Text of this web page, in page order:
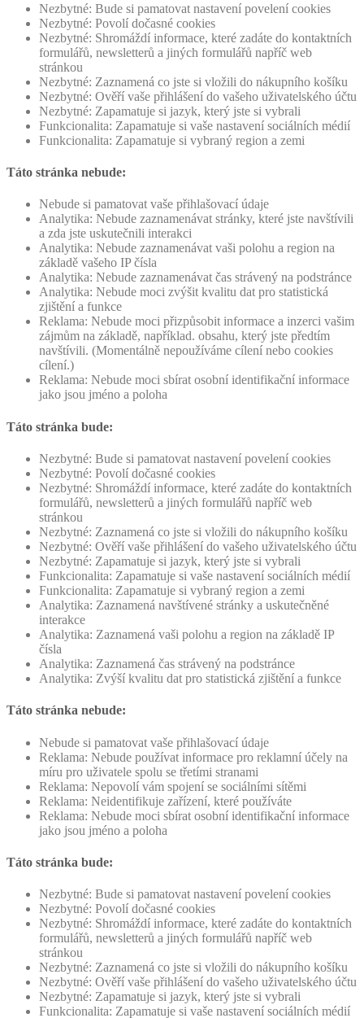
Nezbytné: Bude si pamatovat nastavení povelení cookies
Nezbytné: Povolí dočasné cookies
Nezbytné: Shromáždí informace, které zadáte do kontaktních
formulářů, newsletterů a jiných formulářů napříč web
stránkou
Nezbytné: Zaznamená co jste si vložili do nákupního košíku
Nezbytné: Ověří vaše přihlášení do vašeho uživatelského účtu
Nezbytné: Zapamatuje si jazyk, který jste si vybrali
Funkcionalita: Zapamatuje si vaše nastavení sociálních médií
Funkcionalita: Zapamatuje si vybraný region a zemi
Táto stránka nebude:
Nebude si pamatovat vaše přihlašovací údaje
Analytika: Nebude zaznamenávat stránky, které jste navštívili
a zda jste uskutečnili interakci
Analytika: Nebude zaznamenávat vaši polohu a region na
základě vašeho IP čísla
Analytika: Nebude zaznamenávat čas strávený na podstránce
Analytika: Nebude moci zvýšit kvalitu dat pro statistická
zjištění a funkce
Reklama: Nebude moci přizpůsobit informace a inzerci vašim
zájmům na základě, například. obsahu, který jste předtím
navštívili. (Momentálně nepoužíváme cílení nebo cookies
cílení.)
Reklama: Nebude moci sbírat osobní identifikační informace
jako jsou jméno a poloha
Táto stránka bude:
Nezbytné: Bude si pamatovat nastavení povelení cookies
Nezbytné: Povolí dočasné cookies
Nezbytné: Shromáždí informace, které zadáte do kontaktních
formulářů, newsletterů a jiných formulářů napříč web
stránkou
Nezbytné: Zaznamená co jste si vložili do nákupního košíku
Nezbytné: Ověří vaše přihlášení do vašeho uživatelského účtu
Nezbytné: Zapamatuje si jazyk, který jste si vybrali
Funkcionalita: Zapamatuje si vaše nastavení sociálních médií
Funkcionalita: Zapamatuje si vybraný region a zemi
Analytika: Zaznamená navštívené stránky a uskutečněné
interakce
Analytika: Zaznamená vaši polohu a region na základě IP
čísla
Analytika: Zaznamená čas strávený na podstránce
Analytika: Zvýší kvalitu dat pro statistická zjištění a funkce
Táto stránka nebude:
Nebude si pamatovat vaše přihlašovací údaje
Reklama: Nebude používat informace pro reklamní účely na
míru pro uživatele spolu se třetími stranami
Reklama: Nepovolí vám spojení se sociálními sítěmi
Reklama: Neidentifikuje zařízení, které používáte
Reklama: Nebude moci sbírat osobní identifikační informace
jako jsou jméno a poloha
Táto stránka bude:
Nezbytné: Bude si pamatovat nastavení povelení cookies
Nezbytné: Povolí dočasné cookies
Nezbytné: Shromáždí informace, které zadáte do kontaktních
formulářů, newsletterů a jiných formulářů napříč web
stránkou
Nezbytné: Zaznamená co jste si vložili do nákupního košíku
Nezbytné: Ověří vaše přihlášení do vašeho uživatelského účtu
Nezbytné: Zapamatuje si jazyk, který jste si vybrali
Funkcionalita: Zapamatuje si vaše nastavení sociálních médií